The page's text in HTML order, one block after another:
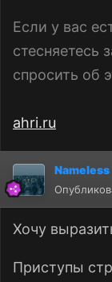
Если у вас
спросить об
ahri.ru
Nameless
Хочу
Приступы